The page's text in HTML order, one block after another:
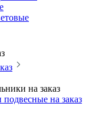
на заказ
на заказ